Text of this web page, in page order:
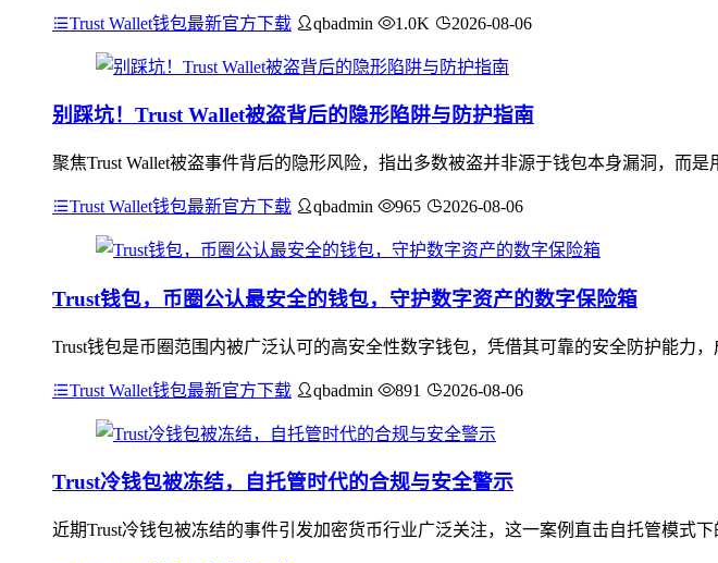
Trust Wallet钱包最新官方下载 qbadmin 1.0K 2026-08-06
别踩坑！Trust Wallet被盗背后的隐形陷阱与防护指南
聚焦Trust Wallet被盗事件背后的隐形风险，指出多数被盗并非源于钱包本身漏洞，
Trust Wallet钱包最新官方下载 qbadmin 965 2026-08-06
Trust钱包，币圈公认最安全的钱包，守护数字资产的数字保险箱
Trust钱包是币圈范围内被广泛认可的高安全性数字钱包，凭借其可靠的安全防护能力
Trust Wallet钱包最新官方下载 qbadmin 891 2026-08-06
Trust冷钱包被冻结，自托管时代的合规与安全警示
近期Trust冷钱包被冻结的事件引发加密货币行业广泛关注，这一案例直击自托管模式